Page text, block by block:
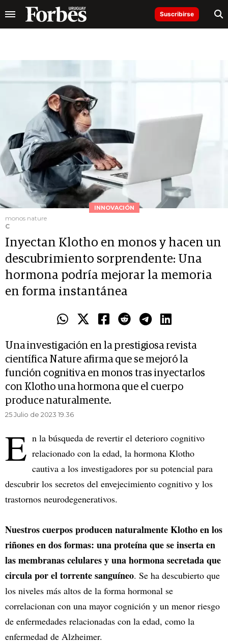
Suscribirse
INNOVACIÓN
monos nature
C
Inyectan Klotho en monos y hacen un
descubrimiento sorprendente: Una
hormona podría mejorar la memoria
en forma instantánea
Una investigación en la prestigiosa revista
científica Nature afirma que se mejoró la
función cognitiva en monos tras inyectarlos
con Klotho una hormona que el cuerpo
produce naturalmente.
25 Julio de 2023 19.36
E n la búsqueda de revertir el deterioro cognitivo
relacionado con la edad, la hormona Klotho
cautiva a los investigadores por su potencial para
descubrir los secretos del envejecimiento cognitivo y los
trastornos neurodegenerativos.
Nuestros cuerpos producen naturalmente Klotho en los
riñones en dos formas: una proteína que se inserta en
las membranas celulares y una hormona secretada que
circula por el torrente sanguíneo. Se ha descubierto que
los niveles más altos de la forma hormonal se
correlacionan con una mayor cognición y un menor riesgo
de enfermedades relacionadas con la edad, como la
enfermedad de Alzheimer.